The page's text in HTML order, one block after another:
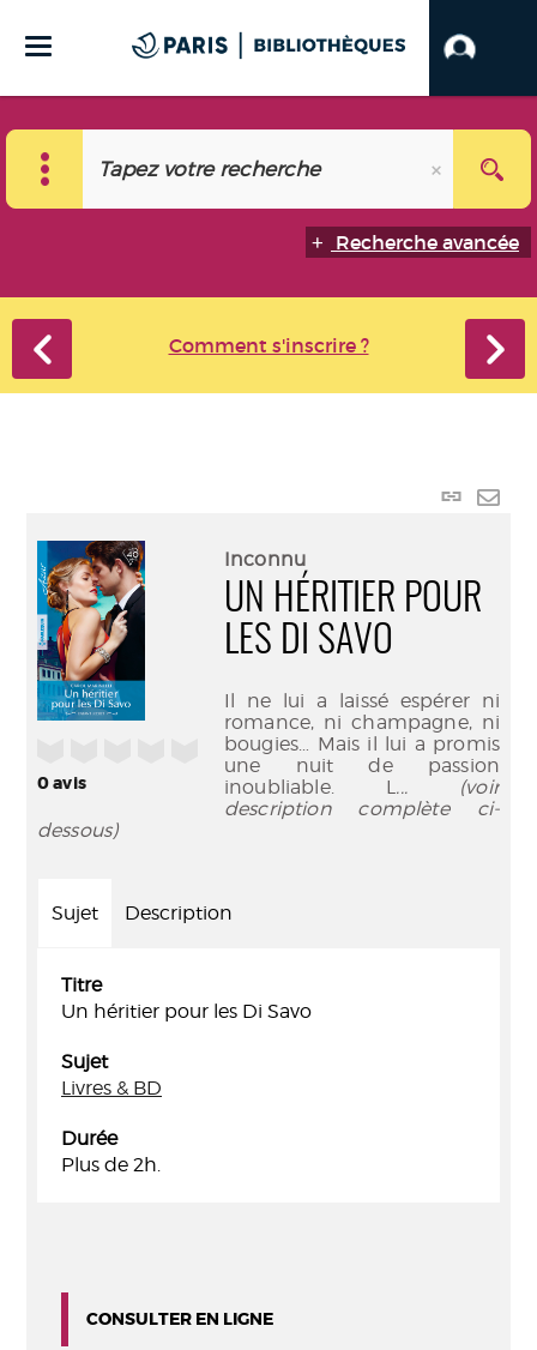
Recherche avancée
Comment s'inscrire ?
Lien
0avis
Inconnu
UN HÉRITIER POUR
LES DI SAVO
Il ne lui a laissé espérer ni
romance, ni champagne, ni
bougies… Mais il lui a promis
une nuit de passion
inoubliable. L... (voir
description complète ci-
dessous)
Sujet Description
Titre
Un héritier pour les Di Savo
Sujet
Livres & BD
Durée
Plus de 2h.
CONSULTER EN LIGNE